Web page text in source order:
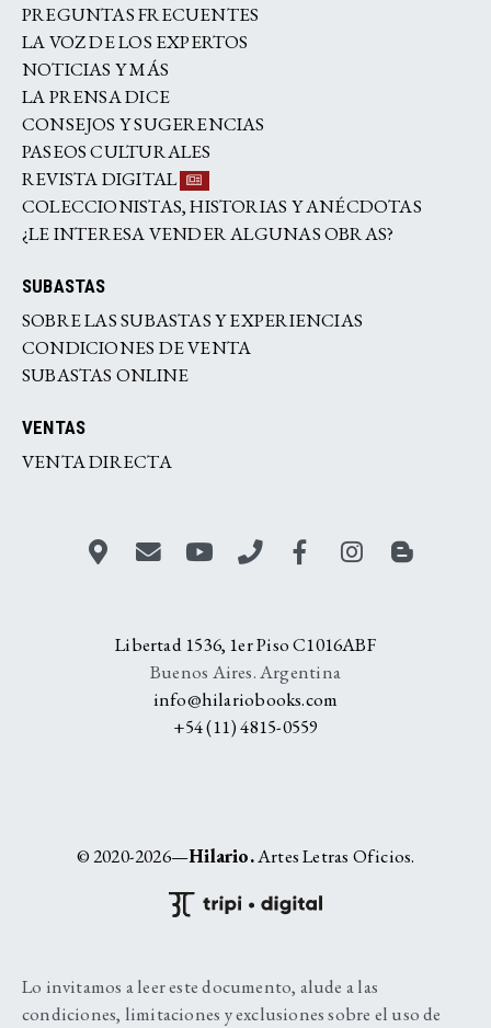
PREGUNTAS FRECUENTES
LA VOZ DE LOS EXPERTOS
NOTICIAS Y MÁS
LA PRENSA DICE
CONSEJOS Y SUGERENCIAS
PASEOS CULTURALES
REVISTA DIGITAL
COLECCIONISTAS, HISTORIAS Y ANÉCDOTAS
¿LE INTERESA VENDER ALGUNAS OBRAS?
SUBASTAS
SOBRE LAS SUBASTAS Y EXPERIENCIAS
CONDICIONES DE VENTA
SUBASTAS ONLINE
VENTAS
VENTA DIRECTA
Libertad 1536, 1er Piso C1016ABF
Buenos Aires. Argentina
info@hilariobooks.com
+54 (11) 4815-0559
© 2020-2026—Hilario.Artes Letras Oficios.
Lo invitamos a leer este documento, alude a las
condiciones, limitaciones y exclusiones sobre el uso de